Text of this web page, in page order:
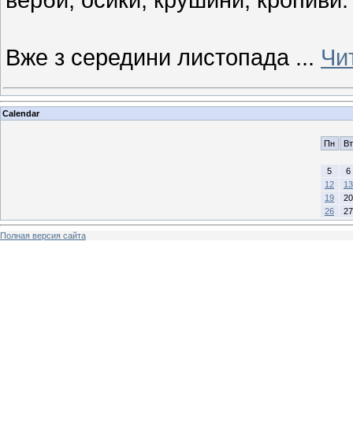
Вже з середини листопада ...
Calendar
Пн Вт
5
6
12
13
19
20
26
27
Полная версия сайта